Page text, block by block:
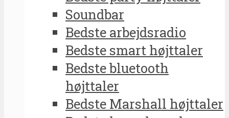
Soundbar
Bedste arbejdsradio
Bedste smart højttaler
Bedste bluetooth
højttaler
Bedste Marshall højttaler